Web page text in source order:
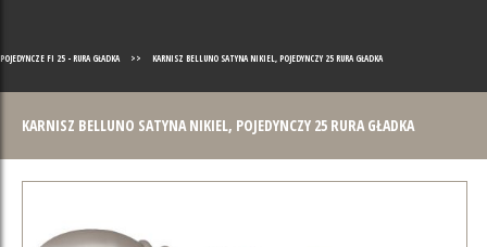
POJEDYNCZE FI 25 - RURA GŁADKA >> KARNISZ BELLUNO SATYNA NIKIEL, POJEDYNCZY 25 RURA GŁADKA
KARNISZ BELLUNO SATYNA NIKIEL, POJEDYNCZY 25 RURA GŁADKA